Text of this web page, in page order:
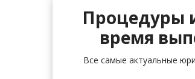
Процедуры
время
Все самые актуальные